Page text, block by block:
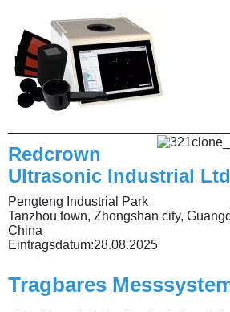
Redcrown
Ultrasonic Industrial
Pengteng Industrial Park
Tanzhou town, Zhongshan city,
China
Eintragsdatum:28.08.2025
Tragbares